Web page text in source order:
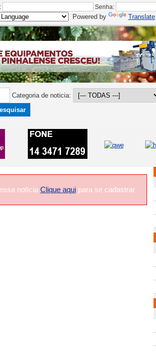
Senha:
Powered by Translate
Categoria de noticia:
notícia Clique aquipara se cadastrar